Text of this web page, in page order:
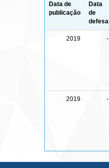
Data de
publicação
Data
de
defesa
2019 -
2019 -